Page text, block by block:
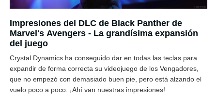
Impresiones del DLC de Black Panther de
Marvel's Avengers - La grandísima expansión
del juego
Crystal Dynamics ha conseguido dar en todas las teclas para
expandir de forma correcta su videojuego de los Vengadores,
que no empezó con demasiado buen pie, pero está alzando el
vuelo poco a poco. ¡Ahí van nuestras impresiones!